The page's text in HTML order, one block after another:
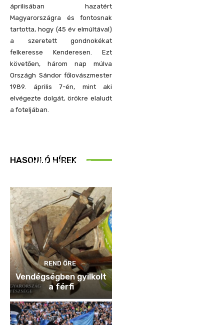
áprilisában hazatért
Magyarországra és fontosnak
tartotta, hogy (45 év elmúltával)
a szeretett gondnokékat
felkeresse Kenderesen. Ezt
követően, három nap múlva
Országh Sándor főlovászmester
1989. április 7-én, mint aki
elvégezte dolgát, örökre elaludt
a foteljában.
HASONLÓ HÍREK
Idén is közösen
REND ŐRE
Vendégségben gyilkolt
a férfi